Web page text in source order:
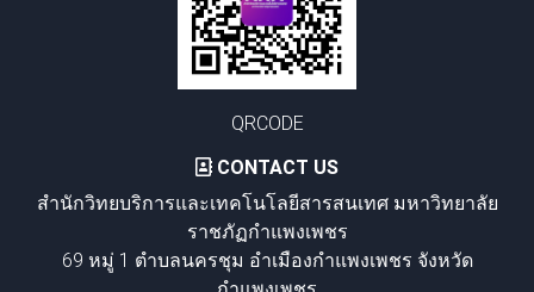
QRCODE
CONTACT US
สำนักวิทยบริการและเทคโนโลยีสารสนเทศ มหาวิทยาลัย
ราชภัฏกำแพงเพชร
69 หมู่ 1 ตำบลนครชุม อำเมืองกำแพงเพชร จังหวัด